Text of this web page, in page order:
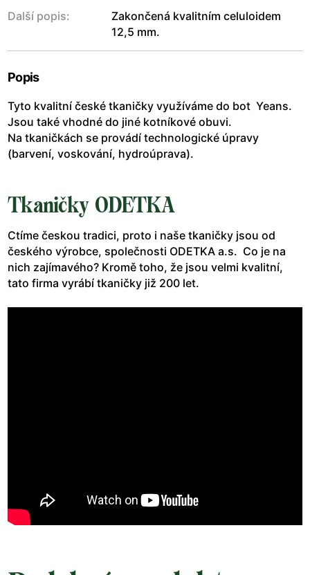
Další popis:
Zakončená kvalitním celuloidem
12,5 mm.
Popis
Tyto kvalitní české tkaničky využíváme do bot Yeans.
Jsou také vhodné do jiné kotníkové obuvi.
Na tkaničkách se provádí technologické úpravy
(barvení, voskování, hydroúprava).
Tkaničky ODETKA
Ctíme českou tradici, proto i naše tkaničky jsou od
českého výrobce, společnosti ODETKA a.s. Co je na
nich zajímavého? Kromě toho, že jsou velmi kvalitní,
tato firma vyrábí tkaničky již 200 let.